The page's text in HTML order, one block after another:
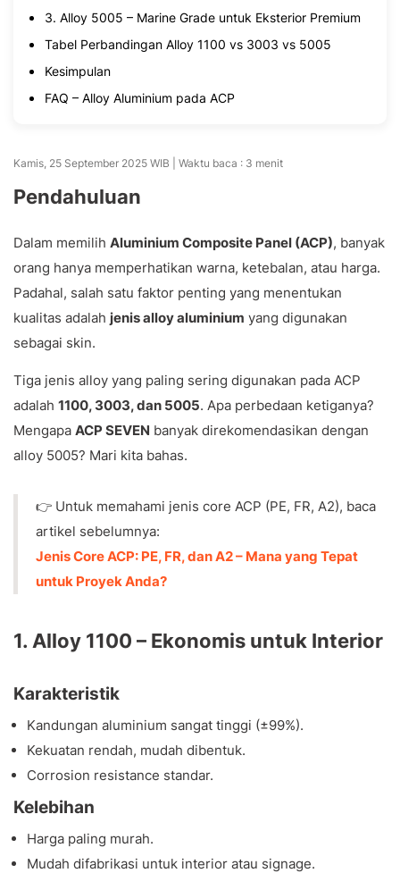
3. Alloy 5005 – Marine Grade untuk Eksterior Premium
Tabel Perbandingan Alloy 1100 vs 3003 vs 5005
Kesimpulan
FAQ – Alloy Aluminium pada ACP
Kamis, 25 September 2025 WIB | Waktu baca : 3 menit
Pendahuluan
Dalam memilih Aluminium Composite Panel (ACP), banyak
orang hanya memperhatikan warna, ketebalan, atau harga.
Padahal, salah satu faktor penting yang menentukan
kualitas adalah jenis alloy aluminium yang digunakan
sebagai skin.
Tiga jenis alloy yang paling sering digunakan pada ACP
adalah 1100, 3003, dan 5005. Apa perbedaan ketiganya?
Mengapa ACP SEVEN banyak direkomendasikan dengan
alloy 5005? Mari kita bahas.
👉 Untuk memahami jenis core ACP (PE, FR, A2), baca
artikel sebelumnya:
Jenis Core ACP: PE, FR, dan A2 – Mana yang Tepat
untuk Proyek Anda?
1. Alloy 1100 – Ekonomis untuk Interior
Karakteristik
Kandungan aluminium sangat tinggi (±99%).
Kekuatan rendah, mudah dibentuk.
Corrosion resistance standar.
Kelebihan
Harga paling murah.
Mudah difabrikasi untuk interior atau signage.